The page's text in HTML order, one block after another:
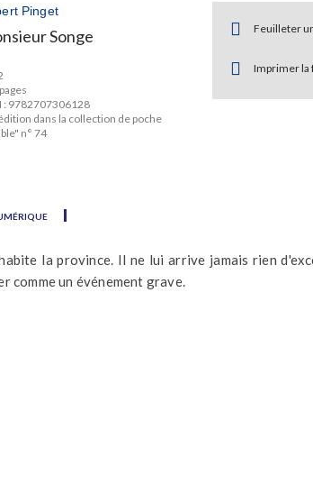
Pinget
Songe
: 9782707306128
dans la collection de poche
n° 74
Feuilleter
Imprimer la
la province. Il ne lui arrive jamais rien
comme un événement grave.